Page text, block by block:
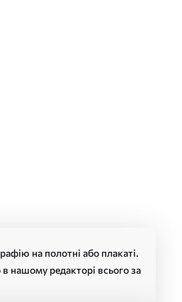
на полотні або плакаті.
нашому редакторі всього за